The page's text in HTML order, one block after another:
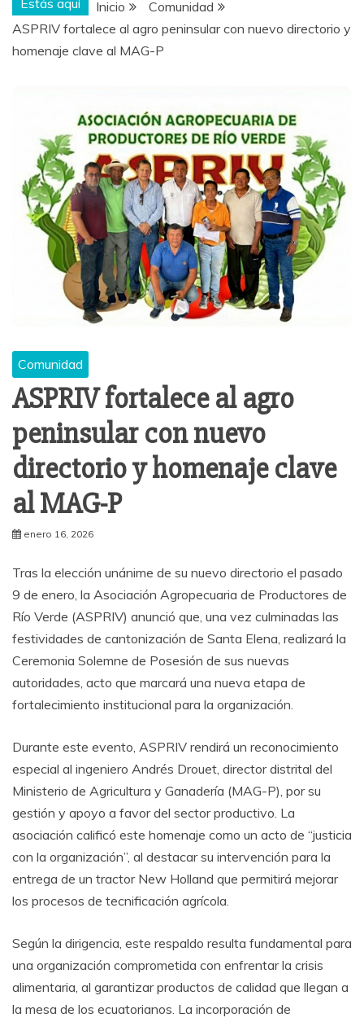
Inicio
Comunidad
ASPRIV fortalece al agro peninsular con nuevo directorio y
homenaje clave al MAG-P
Comunidad
ASPRIV fortalece al agro
peninsular con nuevo
directorio y homenaje clave
al MAG-P
enero 16, 2026
Tras la elección unánime de su nuevo directorio el pasado
9 de enero, la Asociación Agropecuaria de Productores de
Río Verde (ASPRIV) anunció que, una vez culminadas las
festividades de cantonización de Santa Elena, realizará la
Ceremonia Solemne de Posesión de sus nuevas
autoridades, acto que marcará una nueva etapa de
fortalecimiento institucional para la organización.
Durante este evento, ASPRIV rendirá un reconocimiento
especial al ingeniero Andrés Drouet, director distrital del
Ministerio de Agricultura y Ganadería (MAG-P), por su
gestión y apoyo a favor del sector productivo. La
asociación calificó este homenaje como un acto de “justicia
con la organización”, al destacar su intervención para la
entrega de un tractor New Holland que permitirá mejorar
los procesos de tecnificación agrícola.
Según la dirigencia, este respaldo resulta fundamental para
una organización comprometida con enfrentar la crisis
alimentaria, al garantizar productos de calidad que llegan a
la mesa de los ecuatorianos. La incorporación de